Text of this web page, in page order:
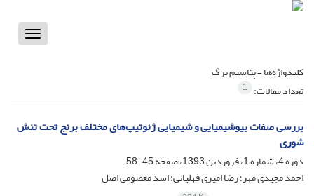
Toggle
کلیدواژه‌ها =پتاسیم برگ
تعداد مقالات: 1
بررسی صفات بیوشیمیایی و شیمیایی ژنوتیپ‌های مختلف برنج تحت تنش
شوری
دوره 4، شماره 1، فروردین 1393، صفحه
45-58
احمد مجیدی مهر؛ رضا امیری فهلیانی؛ اسد معصومی اصل